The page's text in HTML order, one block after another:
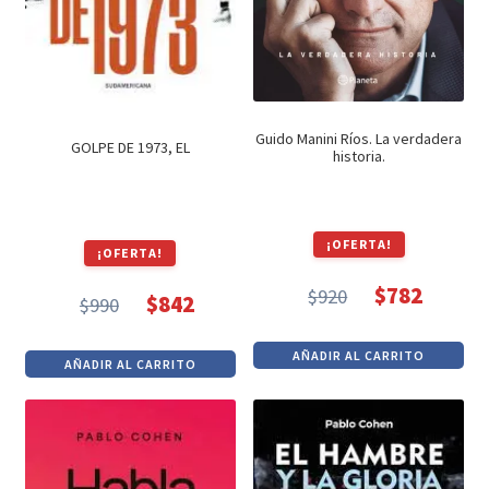
GOLPE DE 1973, EL
¡OFERTA!
$990
precio
original
era:
$990.
$842
precio
actual
es:
$842.
AÑADIR AL CARRITO
Guido Manini Ríos. La verdadera
historia.
¡OFERTA!
$920
precio
original
era:
$920.
$782
precio
actual
es:
$782.
AÑADIR AL CARRITO